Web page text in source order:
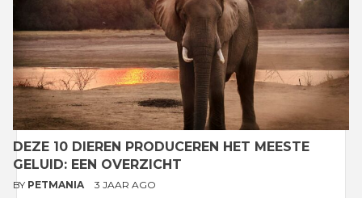
DEZE 10 DIEREN PRODUCEREN HET MEESTE
GELUID: EEN OVERZICHT
BY PETMANIA 3 JAAR AGO